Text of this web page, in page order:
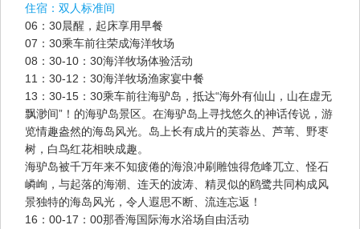
住宿： 双人标准间
06：30晨醒，起床享用早餐
07：30乘车前往荣成海洋牧场
08：30-10：30海洋牧场体验活动
11：30-12：30海洋牧场渔家宴中餐
13：30-15：30乘车前往海驴岛，抵达“海外有仙山，山在虚无
飘渺间”！的海驴岛景区。在海驴岛上寻找悠久的神话传说，游
览情趣盎然的海岛风光。岛上长有成片的芙蓉丛、芦苇、野枣
树，白鸟红花相映成趣。
海驴岛被千万年来不知疲倦的海浪冲刷雕蚀得危峰兀立、怪石
嶙峋，与起落的海潮、连天的波涛、精灵似的鸥鹭共同构成风
景独特的海岛风光，令人遐思不断、流连忘返！
16：00-17：00那香海国际海水浴场自由活动